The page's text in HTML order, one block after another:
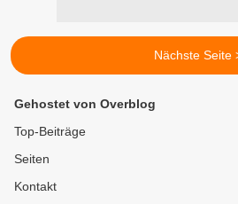
Nächste Seite
Gehostet von Overblog
Top-Beiträge
Seiten
Kontakt